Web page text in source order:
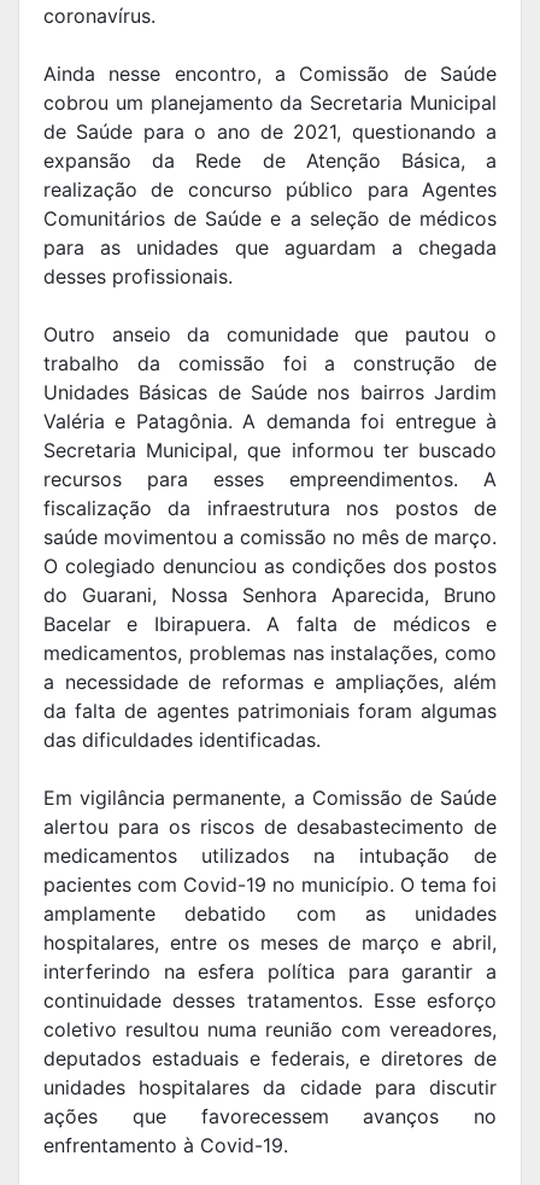
coronavírus.
Ainda nesse encontro, a Comissão de Saúde
cobrou um planejamento da Secretaria Municipal
de Saúde para o ano de 2021, questionando a
expansão da Rede de Atenção Básica, a
realização de concurso público para Agentes
Comunitários de Saúde e a seleção de médicos
para as unidades que aguardam a chegada
desses profissionais.
Outro anseio da comunidade que pautou o
trabalho da comissão foi a construção de
Unidades Básicas de Saúde nos bairros Jardim
Valéria e Patagônia. A demanda foi entregue à
Secretaria Municipal, que informou ter buscado
recursos para esses empreendimentos. A
fiscalização da infraestrutura nos postos de
saúde movimentou a comissão no mês de março.
O colegiado denunciou as condições dos postos
do Guarani, Nossa Senhora Aparecida, Bruno
Bacelar e Ibirapuera. A falta de médicos e
medicamentos, problemas nas instalações, como
a necessidade de reformas e ampliações, além
da falta de agentes patrimoniais foram algumas
das dificuldades identificadas.
Em vigilância permanente, a Comissão de Saúde
alertou para os riscos de desabastecimento de
medicamentos utilizados na intubação de
pacientes com Covid-19 no município. O tema foi
amplamente debatido com as unidades
hospitalares, entre os meses de março e abril,
interferindo na esfera política para garantir a
continuidade desses tratamentos. Esse esforço
coletivo resultou numa reunião com vereadores,
deputados estaduais e federais, e diretores de
unidades hospitalares da cidade para discutir
ações que favorecessem avanços no
enfrentamento à Covid-19.